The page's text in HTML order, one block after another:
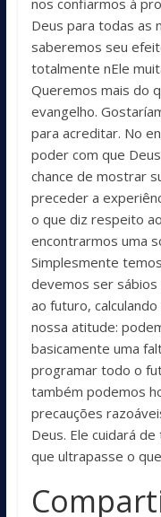
Deus para todas as
saberemos seu
totalmente nEle
Queremos mais do
evangelho.
para acreditar. No
poder com que
chance de mostrar
preceder a
o que diz respeito
encontrarmos uma
Simplesmente
devemos ser
ao futuro,
nossa atitude:
basicamente uma
programar todo o
também podemos
precauções
Deus. Ele cuidará
que ultrapasse o